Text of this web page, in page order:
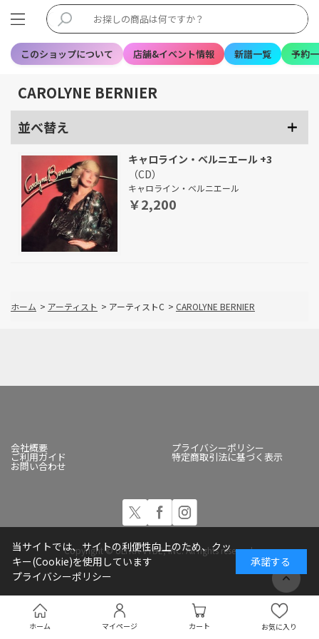
このショップについて 店舗&イベント情報 新譜一覧 予約
ホーム マイページ カート お気に入り
CAROLYNE BERNIER
並べ替え
キャロライン・ベルニエール +3
（CD）
キャロライン・ベルニエール
￥2,200
ホーム > アーティスト > アーティストC > CAROLYNE BERNIER
会社概要 プライバシーポリシー
ご利用ガイド 特定商取引法に基づく表示
お問い合わせ
Copyright © ULTRA-VYBE, INC. All rights reserved.
当サイトでは、サイトの利便性向上のため、クッ
キー(Cookie)を使用しています
プライバシーポリシー
承諾する